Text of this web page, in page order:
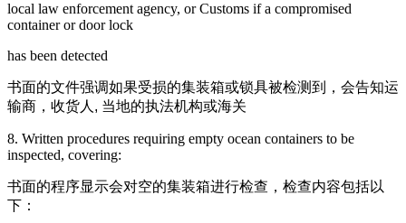
local law enforcement agency, or Customs if a compromised
container or door lock
has been detected
书面的文件强调如果受损的集装箱或锁具被检测到，会告知运
输商，收货人 , 当地的执法机构或海关
8. Written procedures requiring empty ocean containers to be
inspected, covering:
书面的程序显示会对空的集装箱进行检查，检查内容包括以
下：